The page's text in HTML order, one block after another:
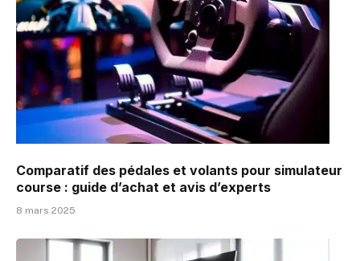
Comparatif des pédales et volants pour simulateur
course : guide d’achat et avis d’experts
8 mars 2025